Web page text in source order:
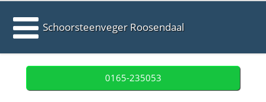
Schoorsteenveger Roosendaal
0165-235053